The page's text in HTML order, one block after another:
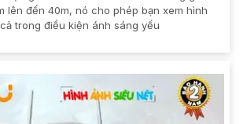
lên đến 40m, nó cho phép bạn xem hình
trong điều kiện ánh sáng yếu